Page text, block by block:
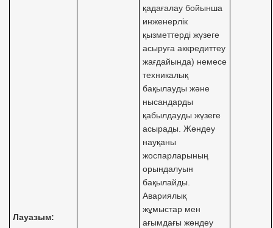
Лауазым:
қадағалау бойынша
инженерлік
қызметтерді жүзеге
асыруға аккредиттеу
жағдайында) немесе
техникалық
бақылауды және
нысандарды
қабылдауды жүзеге
асырады. Жөндеу
науқаны
жоспарларының
орындалуын
бақылайды.
Авариялық
жұмыстар мен
ағымдағы жөндеу